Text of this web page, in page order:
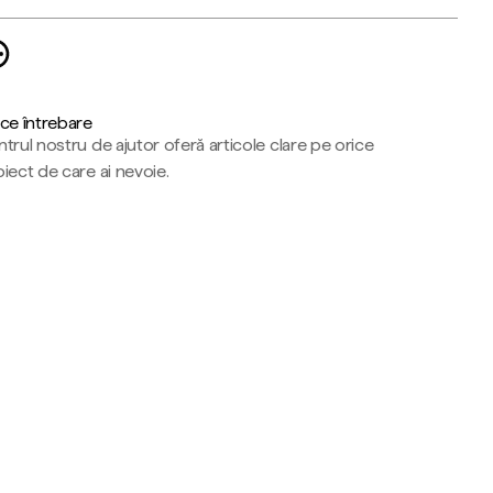
întrebare
nostru de ajutor oferă articole clare pe orice
de care ai nevoie.